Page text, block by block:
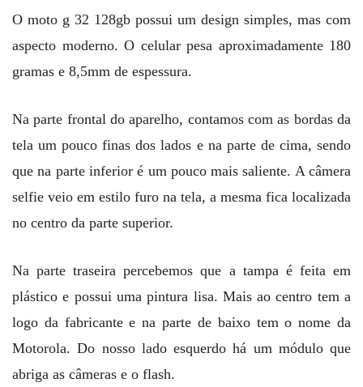
O moto g 32 128gb possui um design simples, mas com
aspecto moderno. O celular pesa aproximadamente 180
gramas e 8,5mm de espessura.
Na parte frontal do aparelho, contamos com as bordas da
tela um pouco finas dos lados e na parte de cima, sendo
que na parte inferior é um pouco mais saliente. A câmera
selfie veio em estilo furo na tela, a mesma fica localizada
no centro da parte superior.
Na parte traseira percebemos que a tampa é feita em
plástico e possui uma pintura lisa. Mais ao centro tem a
logo da fabricante e na parte de baixo tem o nome da
Motorola. Do nosso lado esquerdo há um módulo que
abriga as câmeras e o flash.